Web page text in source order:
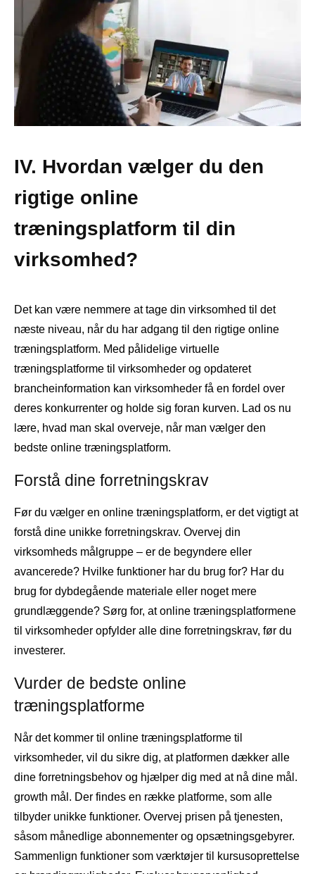
IV. Hvordan vælger du den
rigtige online
træningsplatform til din
virksomhed?
Det kan være nemmere at tage din virksomhed til det
næste niveau, når du har adgang til den rigtige online
træningsplatform. Med pålidelige virtuelle
træningsplatforme til virksomheder og opdateret
brancheinformation kan virksomheder få en fordel over
deres konkurrenter og holde sig foran kurven. Lad os nu
lære, hvad man skal overveje, når man vælger den
bedste online træningsplatform.
Forstå dine forretningskrav
Før du vælger en online træningsplatform, er det vigtigt at
forstå dine unikke forretningskrav. Overvej din
virksomheds målgruppe – er de begyndere eller
avancerede? Hvilke funktioner har du brug for? Har du
brug for dybdegående materiale eller noget mere
grundlæggende? Sørg for, at online træningsplatformene
til virksomheder opfylder alle dine forretningskrav, før du
investerer.
Vurder de bedste online
træningsplatforme
Når det kommer til online træningsplatforme til
virksomheder, vil du sikre dig, at platformen dækker alle
dine forretningsbehov og hjælper dig med at nå dine mål.
growth mål. Der findes en række platforme, som alle
tilbyder unikke funktioner. Overvej prisen på tjenesten,
såsom månedlige abonnementer og opsætningsgebyrer.
Sammenlign funktioner som værktøjer til kursusoprettelse